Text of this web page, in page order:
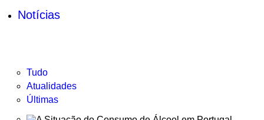
Notícias
Tudo
Atualidades
Últimas